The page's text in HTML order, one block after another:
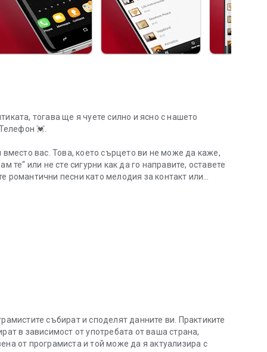
тогава ще я чуете силно и ясно с нашето
💓.
вместо вас . Това, което сърцето ви не може да каже,
или не сте сигурни как да го направите, оставете
романтични песни като мелодия за контакт или
под формата на романтични мелодии по имейл
за да се събуждате всяка сутрин.
контакт;
дали търсите песен, с която да изразите
в спалнята. Нека всеки ден е Свети Валентин
събират и споделят данните ви. Практиките
в зависимост от употребата от ваша страна,
от програмиста и той може да я актуализира с